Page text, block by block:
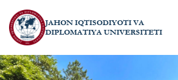
JAHON IQTISODIYOTI VA
DIPLOMATIYA UNIVERSITETI